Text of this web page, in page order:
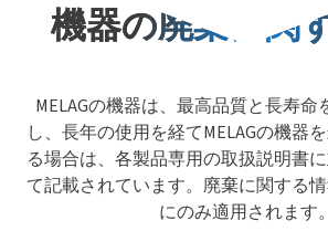
機器の廃棄に関
MELAGの機器は、最高品質と長寿
し、長年の使用を経てMELAGの機器
る場合は、各製品専用の取扱説明書
て記載されています。廃棄に関する
にのみ適用されます。